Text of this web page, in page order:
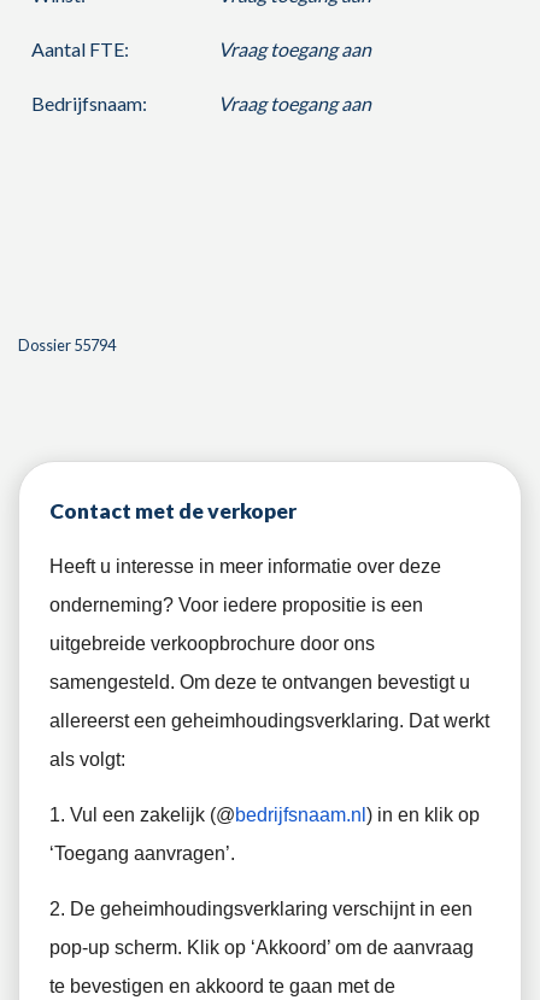
Aantal FTE: Vraag toegang aan
Bedrijfsnaam: Vraag toegang aan
Dossier 55794
Contact met de verkoper
Heeft u interesse in meer informatie over deze
onderneming? Voor iedere propositie is een
uitgebreide verkoopbrochure door ons
samengesteld. Om deze te ontvangen bevestigt u
allereerst een geheimhoudingsverklaring. Dat werkt
als volgt:
1. Vul een zakelijk (@bedrijfsnaam.nl ) in en klik op
‘Toegang aanvragen’.
2. De geheimhoudingsverklaring verschijnt in een
pop-up scherm. Klik op ‘Akkoord’ om de aanvraag
te bevestigen en akkoord te gaan met de